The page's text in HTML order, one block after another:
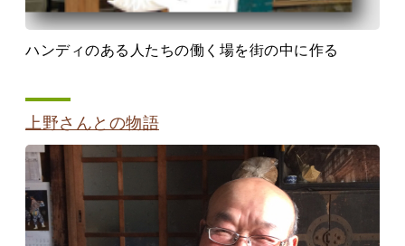
ハンディのある人たちの働く場を街の中に作る
上野さんとの物語